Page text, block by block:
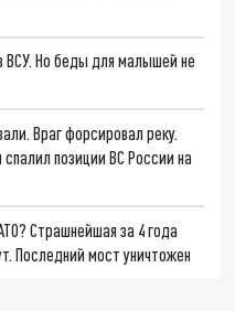
ВСУ. Но беды для малышей не
Враг форсировал реку.
позиции ВС России на
Страшнейшая за 4 года
Последний мост уничтожен